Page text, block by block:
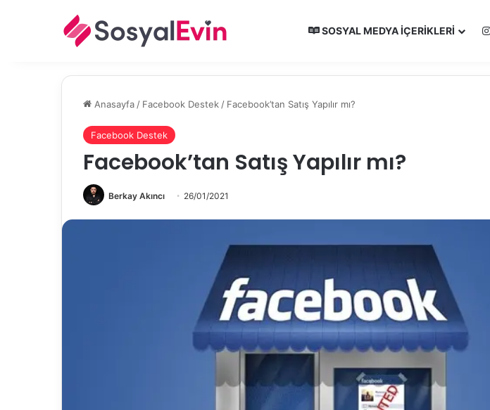
SOSYAL MEDYA İÇERIKLERI
Anasayfa / Facebook Destek / Facebook’tan Satış Yapılır mı?
Facebook Destek
Facebook’tan Satış Yapılır mı?
Berkay Akıncı 26/01/2021